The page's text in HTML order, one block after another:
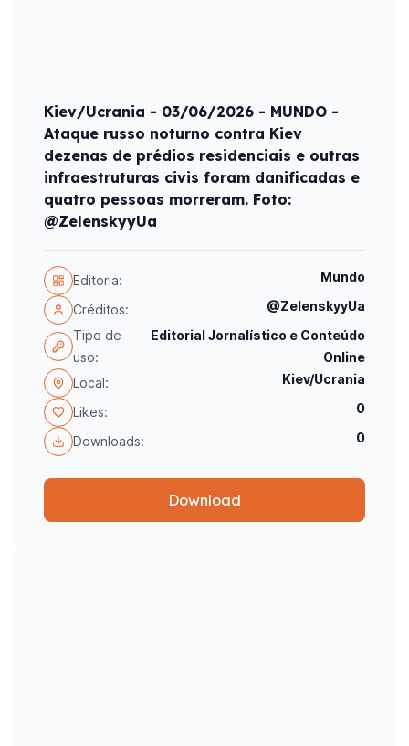
Kiev/Ucrania - 03/06/2026 - MUNDO -
Ataque russo noturno contra Kiev
dezenas de prédios residenciais e outras
infraestruturas civis foram danificadas e
quatro pessoas morreram. Foto:
@ZelenskyyUa
Editoria: Mundo
Créditos:
@ZelenskyyUa
Tipo de
uso:
Editorial Jornalístico e Conteúdo
Online
Local:
Kiev/Ucrania
Likes: 0
Downloads: 0
Download